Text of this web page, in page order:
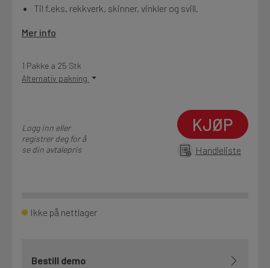
Kontakt
Produktnyheter
Til f.eks. rekkverk, skinner, vinkler og svill.
Mer info
1 Pakke a 25 Stk
Alternativ pakning
Logg inn eller
registrer deg for å
se din avtalepris
KJØP
Handleliste
Ikke på nettlager
Bestill demo